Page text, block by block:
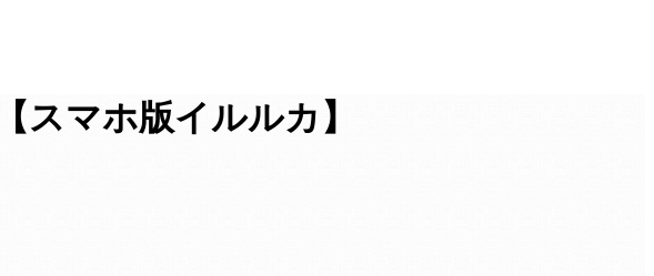
スマホ版イルルカ】